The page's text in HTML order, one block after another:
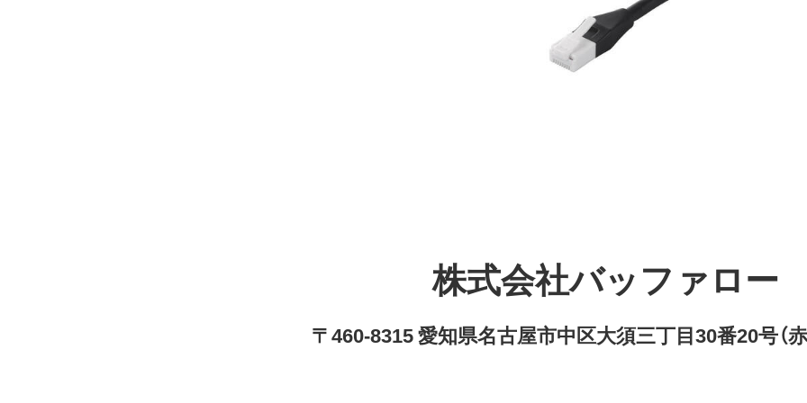
株式会社バッファロー
〒460-8315 愛知県名古屋市中区大須三丁目30番20号（